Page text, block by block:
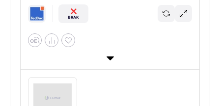
BRAK